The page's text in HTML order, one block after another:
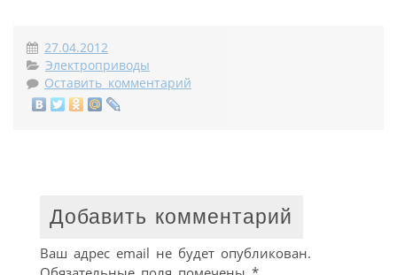
27.04.2012
Электроприводы
Оставить комментарий
Добавить комментарий
Ваш адрес email не будет опубликован.